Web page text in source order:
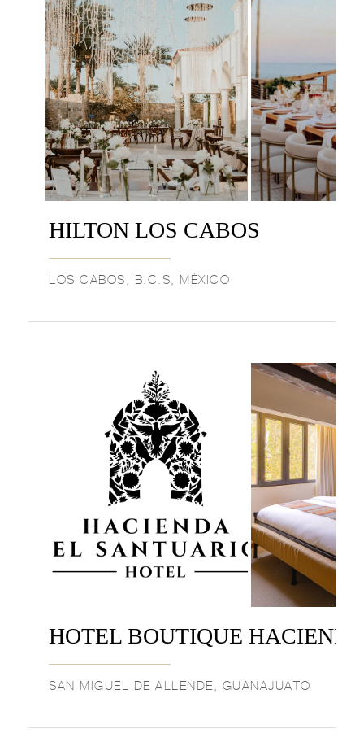
HILTON LOS CABOS
LOS CABOS, B.C.S, MÉXICO
HOTEL BOUTIQUE
SAN MIGUEL DE ALLENDE, GUANAJUATO